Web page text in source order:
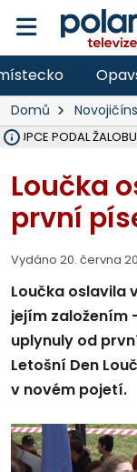
Domů
PODAL
Loučka
první
Vydáno 20. června
Loučka oslavila
jejím založením
uplynuly od
Letošní Den
v novém pojetí.